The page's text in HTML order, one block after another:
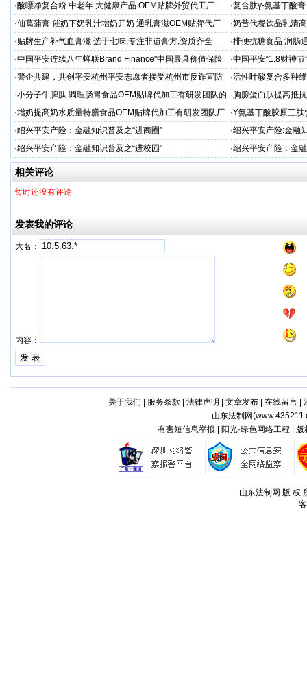
·酸嘌净复合粉 中老年 大健康产品 OEM贴牌外贸代工厂 ·复合肽γ-氨基丁酸
工厂家
·仙葛蒲膏 催奶下奶乳汁增奶开奶 通乳膏滋OEM贴牌代厂
家
·奶昔代餐饮品乳清
厂家
·贴牌生产补气血膏滋 选于七味,专注非遗膏方,资质齐全 ·排便抗糖食品 润肠
业
·中国平安连续八年蝉联Brand Finance"中国最具价值保险
品牌"
·中国平安“1.8财神
户体验
·警企共建，共创平安杭州平安志愿者接受杭州市反诈宣防
人才专项培训
·活性叶酸复合多种
厂家
·小分子牛脾肽 调理肠胃食品OEM贴牌代加工有研发团队的
厂家
· 胸腺蛋白肽提高抵
生产厂
·增奶提髙奶水质量特膳食品OEM贴牌代加工有研发团队厂
家
·Y氨基丁酸胶原三
哪家专业
·绍兴平安产险：金融知识普及之“进商圈” ·绍兴平安产险:金融
·绍兴平安产险：金融知识普及之“进校园” ·绍兴平安产险：金
相关评论
暂时还没有评论
发表我的评论
大名：
内容：
关于我们 服务条款 法律声明 文章发布| 在线留言|
山东法制网(
有害短信息举报 | 阳光·绿色网络工程 |
山东法制网 版 权